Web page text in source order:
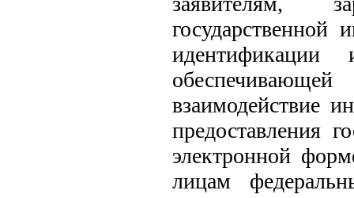
государственной
идентификации
взаимодействие
предоставления
электронной
лицам